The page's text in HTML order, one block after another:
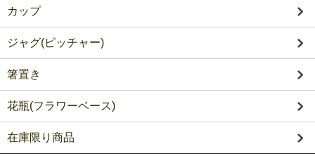
カップ
ジャグ(ピッチャー)
箸置き
花瓶(フラワーベース)
在庫限り商品